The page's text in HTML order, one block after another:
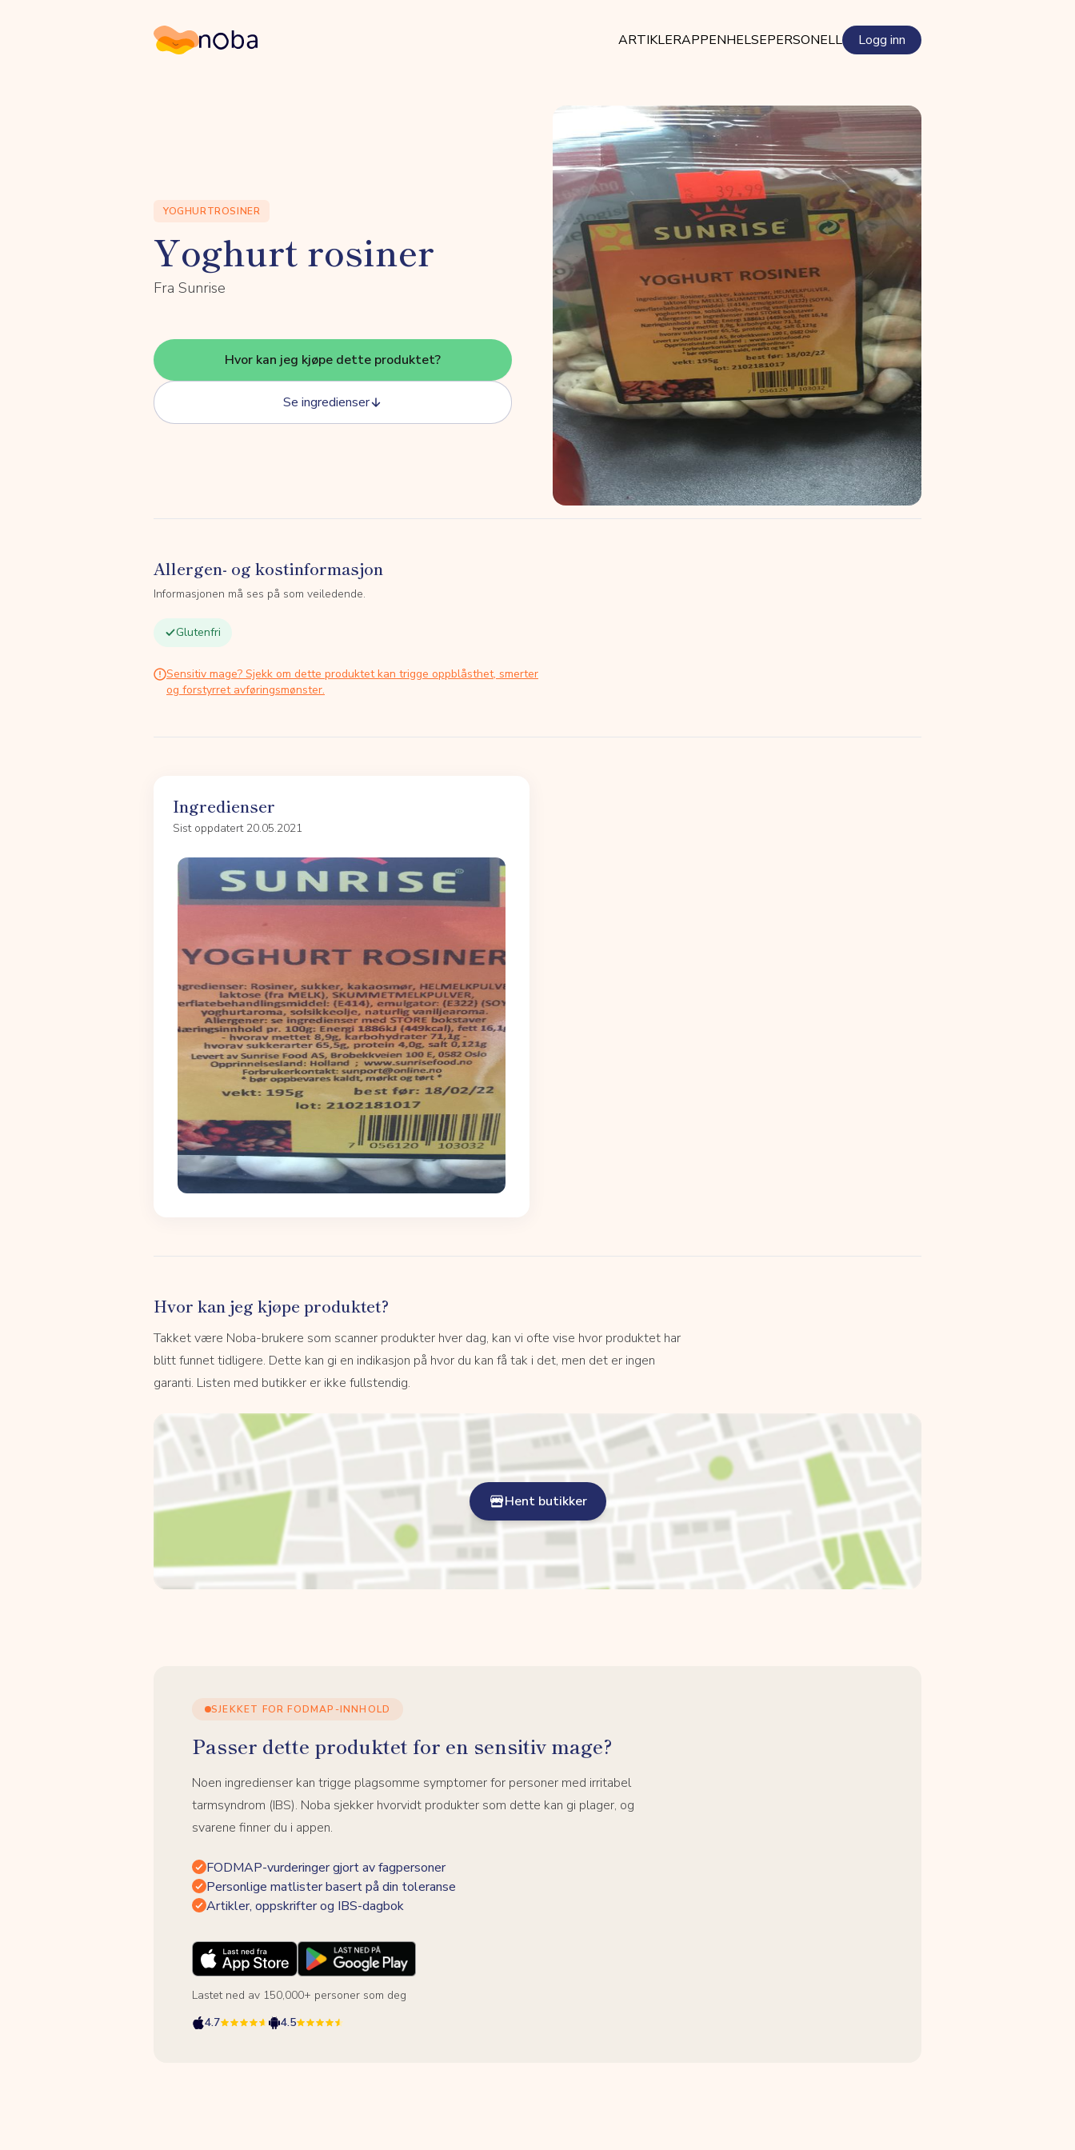
Noba ARTIKLERAPPENHELSEPERSONELL Logg inn
YOGHURTROSINER
Yoghurt rosiner
Fra Sunrise
Hvor kan jeg kjøpe dette produktet?
Se ingredienser
Allergen- og kostinformasjon
Informasjonen må ses på som veiledende.
Glutenfri
Sensitiv mage? Sjekk om dette produktet kan trigge oppblåsthet, smerter
og forstyrret avføringsmønster.
Ingredienser
Sist oppdatert 20.05.2021
Hvor kan jeg kjøpe produktet?
Takket være Noba-brukere som scanner produkter hver dag, kan vi ofte vise hvor produktet har
blitt funnet tidligere. Dette kan gi en indikasjon på hvor du kan få tak i det, men det er ingen
garanti. Listen med butikker er ikke fullstendig.
Hent butikker
SJEKKET FOR FODMAP-INNHOLD
Passer dette produktet for en sensitiv mage?
Noen ingredienser kan trigge plagsomme symptomer for personer med irritabel
tarmsyndrom (IBS). Noba sjekker hvorvidt produkter som dette kan gi plager, og
svarene finner du i appen.
FODMAP-vurderinger gjort av fagpersoner
Personlige matlister basert på din toleranse
Artikler, oppskrifter og IBS-dagbok
Lastet ned av 150,000+ personer som deg
4.7
4.5